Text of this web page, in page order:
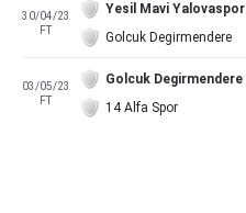
30/04/23
FT
Yesil Mavi Yalovaspor
Golcuk Degirmendere
03/05/23
FT
Golcuk Degirmendere
14 Alfa Spor